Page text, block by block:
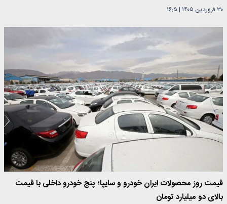
۳۰ فروردین ۱۴۰۵ | ۱۶:۵
قیمت روز محصولات ایران خودرو و سایپا؛ پنج خودرو داخلی با قیمت
بالای دو میلیارد تومان